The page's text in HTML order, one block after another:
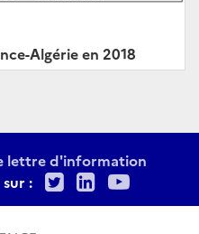
Algérie en 2018
lettre d'information
:
TwitterLinkedIn